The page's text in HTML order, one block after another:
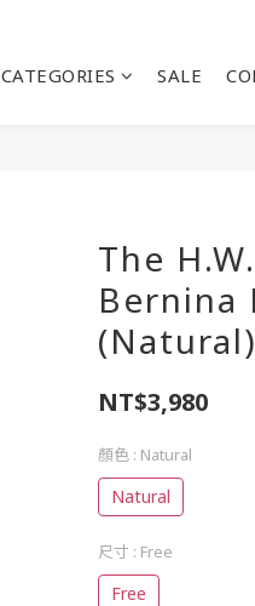
CATEGORIES SALE
The
Bernina
(Natural)
NT$3,980
顏色 : Natural
Natural
尺寸 : Free
Free